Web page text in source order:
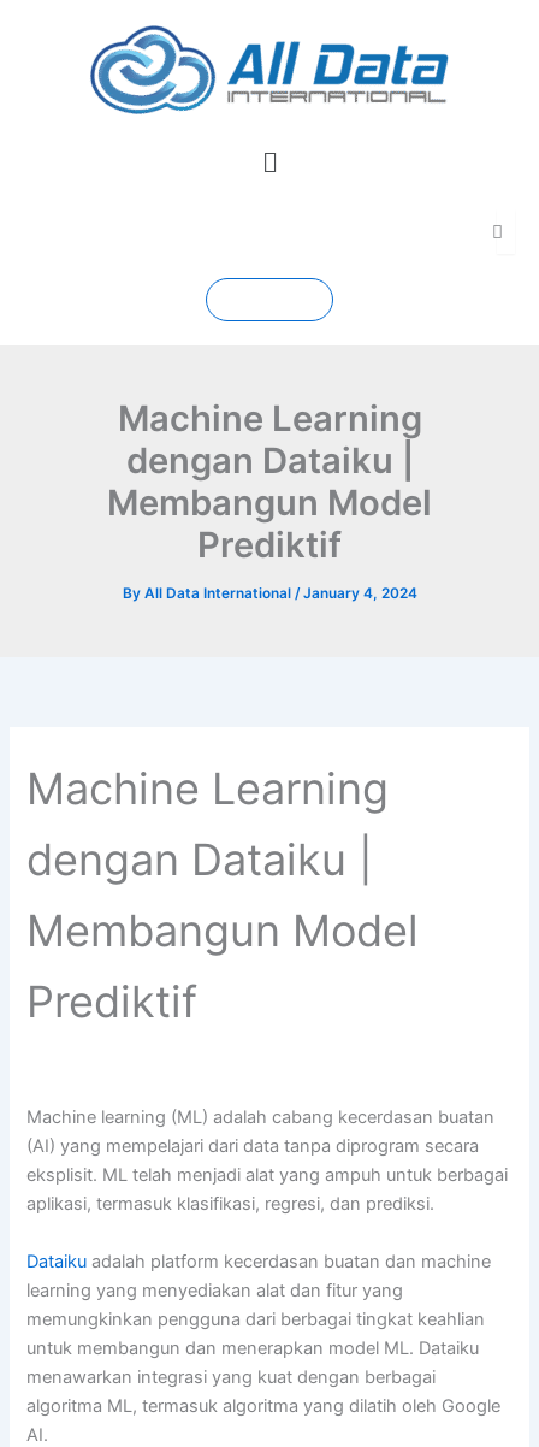
Menu
Machine Learning
dengan Dataiku |
Membangun Model
Prediktif
By All Data International /January 4, 2024
Machine Learning
dengan Dataiku |
Membangun Model
Prediktif
Machine learning (ML) adalah cabang kecerdasan buatan
(AI) yang mempelajari dari data tanpa diprogram secara
eksplisit. ML telah menjadi alat yang ampuh untuk berbagai
aplikasi, termasuk klasifikasi, regresi, dan prediksi.
Dataiku adalah platform kecerdasan buatan dan machine
learning yang menyediakan alat dan fitur yang
memungkinkan pengguna dari berbagai tingkat keahlian
untuk membangun dan menerapkan model ML. Dataiku
menawarkan integrasi yang kuat dengan berbagai
algoritma ML, termasuk algoritma yang dilatih oleh Google
AI.